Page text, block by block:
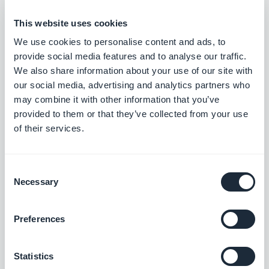
This website uses cookies
We use cookies to personalise content and ads, to
provide social media features and to analyse our traffic.
We also share information about your use of our site with
our social media, advertising and analytics partners who
may combine it with other information that you’ve
provided to them or that they’ve collected from your use
of their services.
Selection
Necessary
Preferences
Statistics
Salvador haben wir festgestellt, das eine Mehrheit
uns kommt.